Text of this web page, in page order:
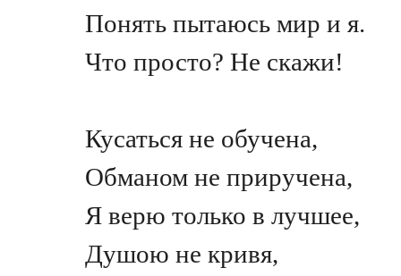
Понять пытаюсь мир и я.
Что просто? Не скажи!
Кусаться не обучена,
Обманом не приручена,
Я верю только в лучшее,
Душою не кривя,